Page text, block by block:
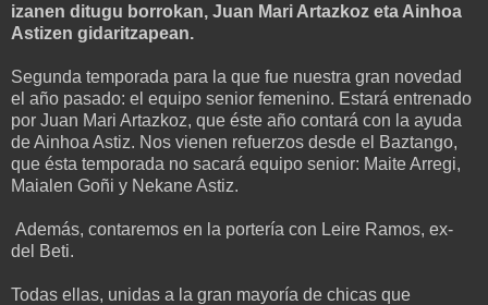
izanen ditugu borrokan, Juan Mari Artazkoz eta Ainhoa
Astizen gidaritzapean.
Segunda temporada para la que fue nuestra gran novedad
el año pasado: el equipo senior femenino. Estará entrenado
por Juan Mari Artazkoz, que éste año contará con la ayuda
de Ainhoa Astiz. Nos vienen refuerzos desde el Baztango,
que ésta temporada no sacará equipo senior: Maite Arregi,
Maialen Goñi y Nekane Astiz.
Además, contaremos en la portería con Leire Ramos, ex-
del Beti.
Todas ellas, unidas a la gran mayoría de chicas que